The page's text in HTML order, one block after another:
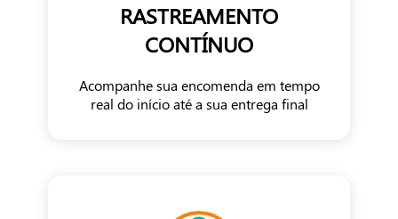
RASTREAMENTO
CONTÍNUO
Acompanhe sua encomenda em tempo
real do início até a sua entrega final